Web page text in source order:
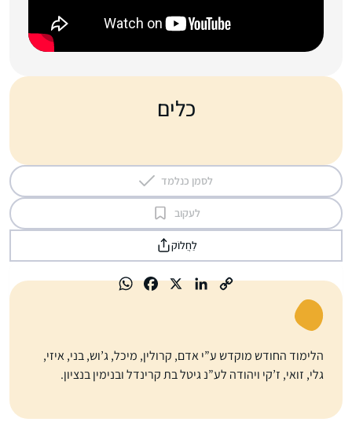
כלים
לסמן כנלמד
לעקוב
לַחֲלוֹק
הלימוד החודש מוקדש ע”י אדם, קרולין, מיכל, ג’וש, בני, איזי,
גלי, זואי, ז’קי ויהודה לע”נ גיטל בת קרינדל ובנימין בנציון.